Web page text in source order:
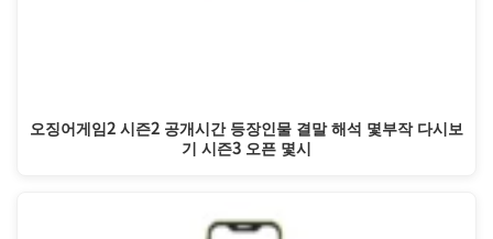
오징어게임2 시즌2 공개시간 등장인물 결말 해석 몇부작 다시보
기 시즌3 오픈 몇시